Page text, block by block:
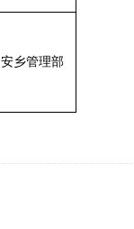
安乡管理部